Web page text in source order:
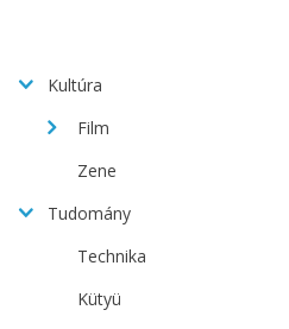
Kultúra
Film
Zene
Tudomány
Technika
Kütyü